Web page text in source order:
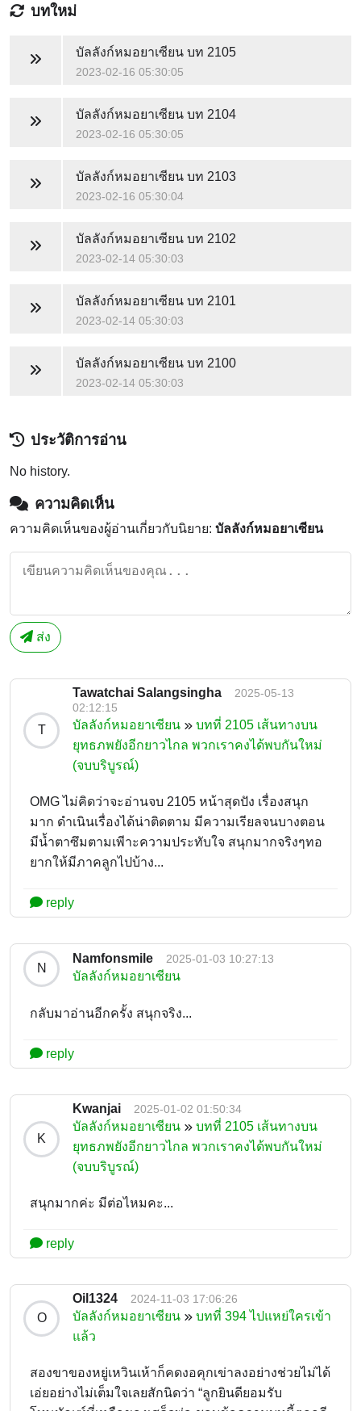
บทใหม่
บัลลังก์หมอยาเซียนบท 2105
2023-02-16 05:30:05
บัลลังก์หมอยาเซียนบท 2104
2023-02-16 05:30:05
บัลลังก์หมอยาเซียนบท 2103
2023-02-16 05:30:04
บัลลังก์หมอยาเซียนบท 2102
2023-02-14 05:30:03
บัลลังก์หมอยาเซียนบท 2101
2023-02-14 05:30:03
บัลลังก์หมอยาเซียนบท 2100
2023-02-14 05:30:03
ประวัติการอ่าน
No history.
ความคิดเห็น
ความคิดเห็นของผู้อ่านเกี่ยวกับนิยาย: บัลลังก์หมอยาเซียน
ส่ง
T
Tawatchai Salangsingha
2025-05-13
02:12:15
บัลลังก์หมอยาเซียน
บทที่ 2105 เส้นทางบน
ยุทธภพยังอีกยาวไกล พวกเราคงได้พบกันใหม่
(จบบริบูรณ์)
OMG ไม่คิดว่าจะอ่านจบ 2105 หน้าสุดปัง เรื่องสนุก
มาก ดำเนินเรื่องได้น่าติดตาม มีความเรียลจนบางตอน
มีน้ำตาซึมตามเพีาะความประทับใจ สนุกมากจริงๆทอ
ยากให้มีภาคลูกไปบ้าง...
reply
N
Namfonsmile 2025-01-03 10:27:13
บัลลังก์หมอยาเซียน
กลับมาอ่านอีกครั้ง สนุกจริง...
reply
K
Kwanjai 2025-01-02 01:50:34
บัลลังก์หมอยาเซียน
บทที่ 2105 เส้นทางบน
ยุทธภพยังอีกยาวไกล พวกเราคงได้พบกันใหม่
(จบบริบูรณ์)
สนุกมากค่ะ มีต่อไหมคะ...
reply
O
Oil1324 2024-11-03 17:06:26
บัลลังก์หมอยาเซียน
บทที่ 394 ไปแหย่ใครเข้า
แล้ว
สองขาของหยู่เหวินเห้าก็คดงอคุกเข่าลงอย่างช่วยไม่ได้
เอ่ยอย่างไม่เต็มใจเลยสักนิดว่า “ลูกยินดียอมรับ